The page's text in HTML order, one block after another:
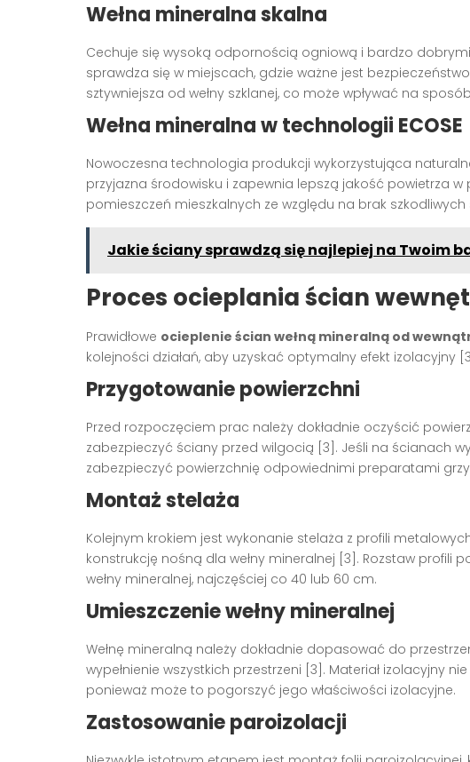
Wełna mineralna skalna
Cechuje się wysoką odpornością ogniową i bardzo
sprawdza się w miejscach, gdzie ważne jest
sztywniejsza od wełny szklanej, co może wpływać na
Wełna mineralna w technologii ECOSE
Nowoczesna technologia produkcji wykorzystująca
przyjazna środowisku i zapewnia lepszą jakość powietrza
pomieszczeń mieszkalnych ze względu na brak szkodliwych
Jakie ściany sprawdzą się najlepiej na Twoim
Proces ocieplania ścian
Prawidłowe ocieplenie ścian wełną mineralną od
kolejności działań, aby uzyskać optymalny efekt izolacyjny
Przygotowanie powierzchni
Przed rozpoczęciem prac należy dokładnie oczyścić
zabezpieczyć ściany przed wilgocią [3]. Jeśli na ścianach
zabezpieczyć powierzchnię odpowiednimi preparatami
Montaż stelaża
Kolejnym krokiem jest wykonanie stelaża z profili
konstrukcję nośną dla wełny mineralnej [3]. Rozstaw profili
wełny mineralnej, najczęściej co 40 lub 60 cm.
Umieszczenie wełny mineralnej
Wełnę mineralną należy dokładnie dopasować do
wypełnienie wszystkich przestrzeni [3]. Materiał izolacyjny
ponieważ może to pogorszyć jego właściwości izolacyjne.
Zastosowanie paroizolacji